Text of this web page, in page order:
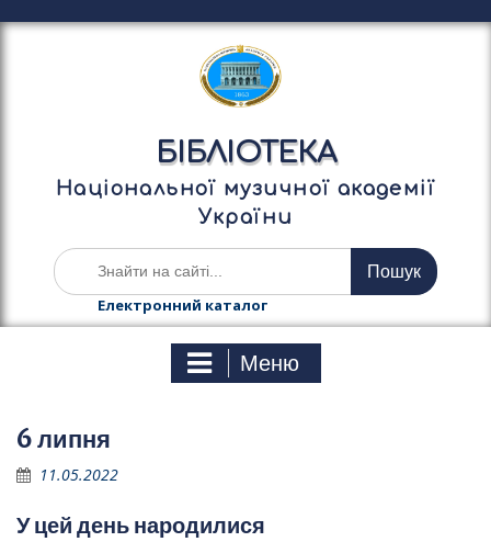
е
у
БІБЛІОТЕКА
Національної музичної академії
України
Ш
у
а
Електронний каталог
Меню
6 липня
11.05.2022
У цей день народилися